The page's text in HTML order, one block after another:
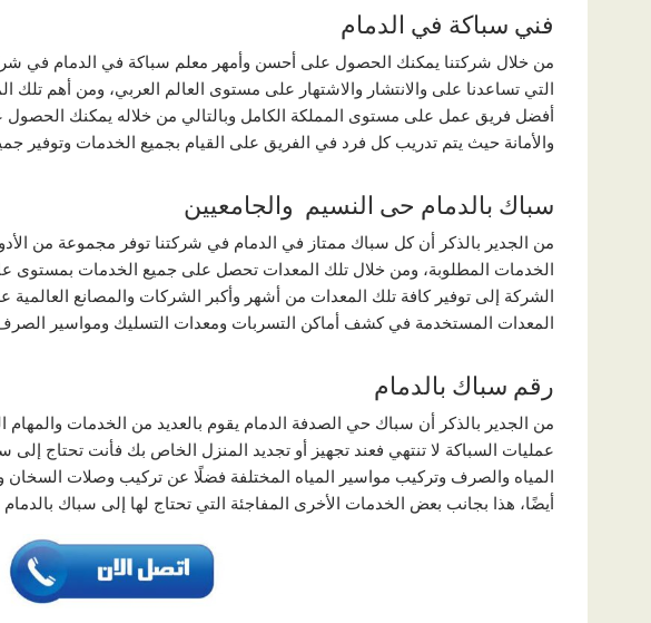
فني سباكة في الدمام
من خلال شركتنا يمكنك الحصول على أحسن وأمهر معلم سباكة في الدمام في
التي تساعدنا على والانتشار والاشتهار على مستوى العالم العربي، ومن أهم تلك
أفضل فريق عمل على مستوى المملكة الكامل وبالتالي من خلاله يمكنك
والأمانة حيث يتم تدريب كل فرد في الفريق على القيام بجميع الخدمات وتوفير
سباك بالدمام حى النسيم والجامعيين
من الجدير بالذكر أن كل سباك ممتاز في الدمام في شركتنا توفر مجموعة من
الخدمات المطلوبة، ومن خلال تلك المعدات تحصل على جميع الخدمات بمستوى
الشركة إلى توفير كافة تلك المعدات من أشهر وأكبر الشركات والمصانع
المعدات المستخدمة في كشف أماكن التسربات ومعدات التسليك ومواسير الصرف
رقم سباك بالدمام
من الجدير بالذكر أن سباك حي الصدفة الدمام يقوم بالعديد من الخدمات والمهام
عمليات السباكة لا تنتهي فعند تجهيز أو تجديد المنزل الخاص بك فأنت تحتاج
المياه والصرف وتركيب مواسير المياه المختلفة فضلًا عن تركيب وصلات السخان
أيضًا، هذا بجانب بعض الخدمات الأخرى المفاجئة التي تحتاج لها إلى سباك